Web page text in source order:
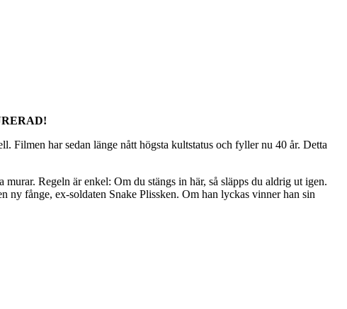
Filmen har sedan länge nått högsta kultstatus och fyller nu 40 år. Detta
Regeln är enkel: Om du stängs in här, så släpps du aldrig ut igen.
fånge, ex-soldaten Snake Plissken. Om han lyckas vinner han sin